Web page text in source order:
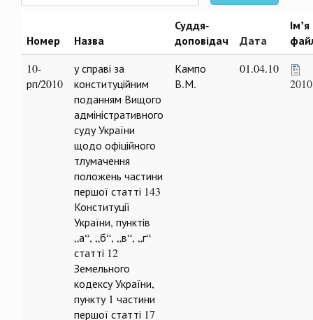
Номер Назва
Суддя-
доповідач
Дата
Ім’я
10-
рп/2010
у справі за
конституційним
поданням Вищого
адміністративного
суду України
щодо офіційного
тлумачення
положень частини
першої статті 143
Конституції
України, пунктів
„а“, „б“, „в“, „г“
статті 12
Земельного
кодексу України,
пункту 1 частини
першої статті 17
Кампо
В.М.
01.04.10